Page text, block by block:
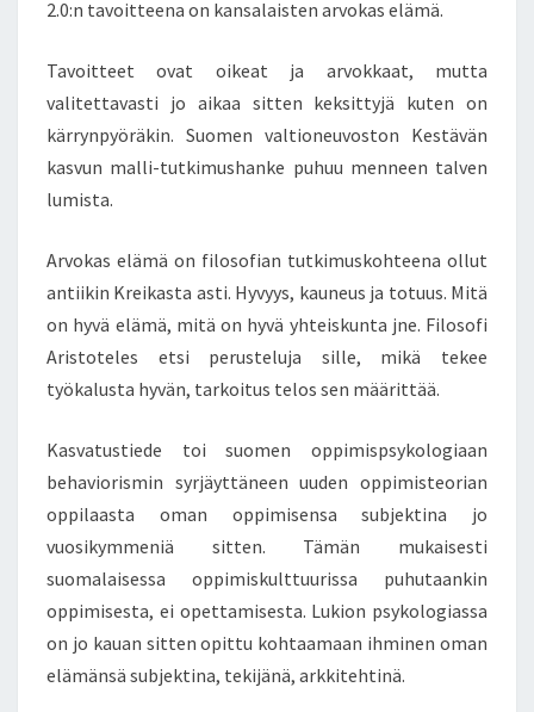
K
Ä
D
L
E
N
–
I
I
D
N
E
R
I
2.0:n tavoitteena on kansalaisten arvokas elämä.
Tavoitteet ovat oikeat ja arvokkaat, mutta
valitettavasti jo aikaa sitten keksittyjä kuten on
kärrynpyöräkin. Suomen valtioneuvoston Kestävän
kasvun malli-tutkimushanke puhuu menneen talven
lumista.
Arvokas elämä on filosofian tutkimuskohteena ollut
antiikin Kreikasta asti. Hyvyys, kauneus ja totuus. Mitä
on hyvä elämä, mitä on hyvä yhteiskunta jne. Filosofi
Aristoteles etsi perusteluja sille, mikä tekee
työkalusta hyvän, tarkoitus telos sen määrittää.
Kasvatustiede toi suomen oppimispsykologiaan
behaviorismin syrjäyttäneen uuden oppimisteorian
oppilaasta oman oppimisensa subjektina jo
vuosikymmeniä sitten. Tämän mukaisesti
suomalaisessa oppimiskulttuurissa puhutaankin
oppimisesta, ei opettamisesta. Lukion psykologiassa
on jo kauan sitten opittu kohtaamaan ihminen oman
elämänsä subjektina, tekijänä, arkkitehtinä.